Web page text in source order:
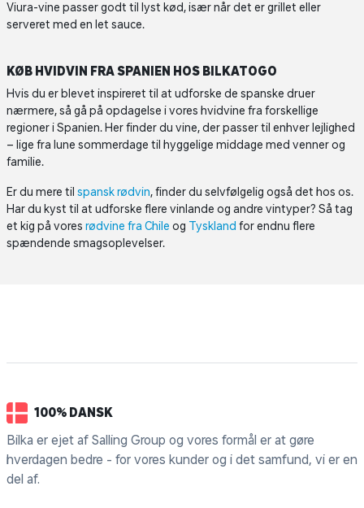
Viura-vine passer godt til lyst kød, især når det er grillet eller
serveret med en let sauce.
KØB HVIDVIN FRA SPANIEN HOS BILKATOGO
Hvis du er blevet inspireret til at udforske de spanske druer
nærmere, så gå på opdagelse i vores hvidvine fra forskellige
regioner i Spanien. Her finder du vine, der passer til enhver lejlighed
– lige fra lune sommerdage til hyggelige middage med venner og
familie.
Er du mere til spansk rødvin, finder du selvfølgelig også det hos os.
Har du kyst til at udforske flere vinlande og andre vintyper? Så tag
et kig på vores rødvine fra Chile og Tyskland for endnu flere
spændende smagsoplevelser.
100% DANSK
Bilka er ejet af Salling Group og vores formål er at gøre
hverdagen bedre - for vores kunder og i det samfund, vi er en
del af.